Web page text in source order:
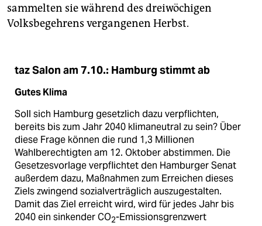
sammelten sie während des dreiwöchigen
Volksbegehrens vergangenen Herbst.
taz Salon am 7.10.: Hamburg stimmt ab
Gutes Klima
Soll sich Hamburg gesetzlich dazu verpflichten,
bereits bis zum Jahr 2040 klimaneutral zu sein? Über
diese Frage können die rund 1,3 Millionen
Wahlberechtigten am 12. Oktober abstimmen. Die
Gesetzesvorlage verpflichtet den Hamburger Senat
außerdem dazu, Maßnahmen zum Erreichen dieses
Ziels zwingend sozialverträglich auszugestalten.
Damit das Ziel erreicht wird, wird für jedes Jahr bis
2040 ein sinkender CO2-Emissionsgrenzwert